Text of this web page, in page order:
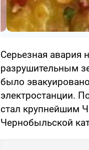
Серьезная авария
разрушительным
было
электростанции.
стал крупнейшим
Чернобыльской